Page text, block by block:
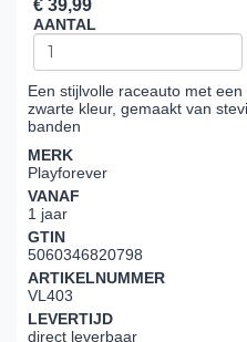
€ 39,99
AANTAL
Een stijlvolle raceauto met
zwarte kleur, gemaakt van
banden
MERK
Playforever
VANAF
1 jaar
GTIN
5060346820798
ARTIKELNUMMER
VL403
LEVERTIJD
direct leverbaar